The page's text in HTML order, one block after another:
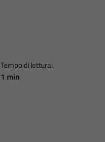
Tempo di lettura:
1 min